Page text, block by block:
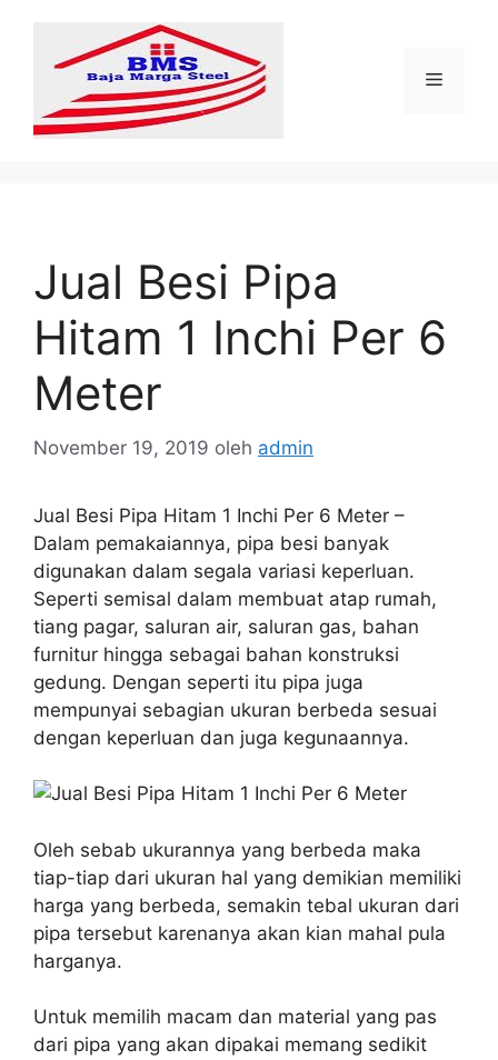
Menu
Jual Besi Pipa
Hitam 1 Inchi Per 6
Meter
November 19, 2019 oleh admin
Jual Besi Pipa Hitam 1 Inchi Per 6 Meter –
Dalam pemakaiannya, pipa besi banyak
digunakan dalam segala variasi keperluan.
Seperti semisal dalam membuat atap rumah,
tiang pagar, saluran air, saluran gas, bahan
furnitur hingga sebagai bahan konstruksi
gedung. Dengan seperti itu pipa juga
mempunyai sebagian ukuran berbeda sesuai
dengan keperluan dan juga kegunaannya.
Oleh sebab ukurannya yang berbeda maka
tiap-tiap dari ukuran hal yang demikian memiliki
harga yang berbeda, semakin tebal ukuran dari
pipa tersebut karenanya akan kian mahal pula
harganya.
Untuk memilih macam dan material yang pas
dari pipa yang akan dipakai memang sedikit